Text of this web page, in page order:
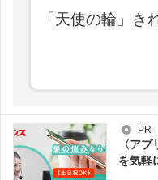
「天使の輪」き
PR
〈ア
を気軽